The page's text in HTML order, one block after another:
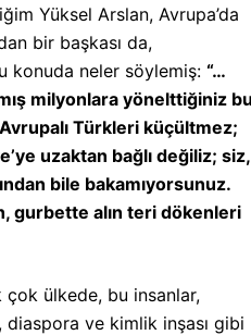
Yüksel Arslan, Avrupa’da
bir başkası da,
konuda neler söylemiş: “…
milyonlara yönelttiğiniz bu
Türkleri küçültmez;
uzaktan bağlı değiliz; siz,
bile bakamıyorsunuz.
gurbette alın teri dökenleri
çok ülkede, bu insanlar,
ve kimlik inşası gibi